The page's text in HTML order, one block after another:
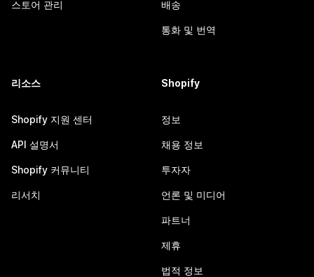
스토어 관리 배송
통화 및 번역
리소스
Shopify 지원 센터
API 설명서
Shopify 커뮤니티
리서치
Shopify
정보
채용 정보
투자자
언론 및 미디어
파트너
제휴
법적 정보